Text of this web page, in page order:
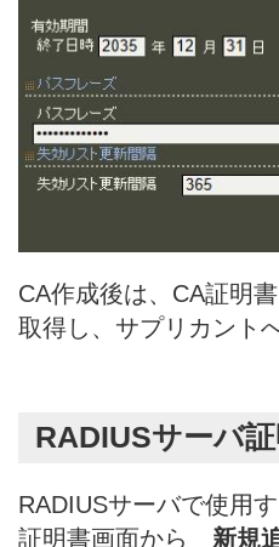
CA作成後は、CA証明
取得し、サプリカント
RADIUSサーバ
RADIUSサーバで使用
証明書画面から 新規